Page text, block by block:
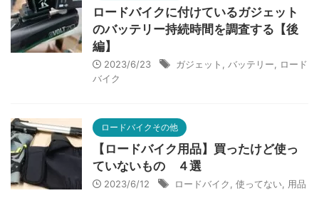
ロードバイクに付けているガジェット
のバッテリー持続時間を調査する【後
編】
2023/6/23 ガジェット バッテリー
ロード
バイク
ロードバイクその他
【ロードバイク用品】買ったけど使っ
ていないもの ４選
2023/6/12 ロードバイク 使ってない 用品